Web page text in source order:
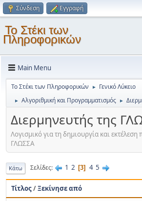
Σύνδεση Εγγραφή
Το Στέκι των
Πληροφορικών
Main Menu
Το Στέκι των Πληροφορικών ► Γενικό Λύκειο
► Αλγοριθμική και Προγραμματισμός ►
Διερμηνευτής της
Λογισμικό για τη δημιουργία και
ΓΛΩΣΣΑ
Κάτω Σελίδες 1 2 3 4 5
Τίτλος/Ξεκίνησε από